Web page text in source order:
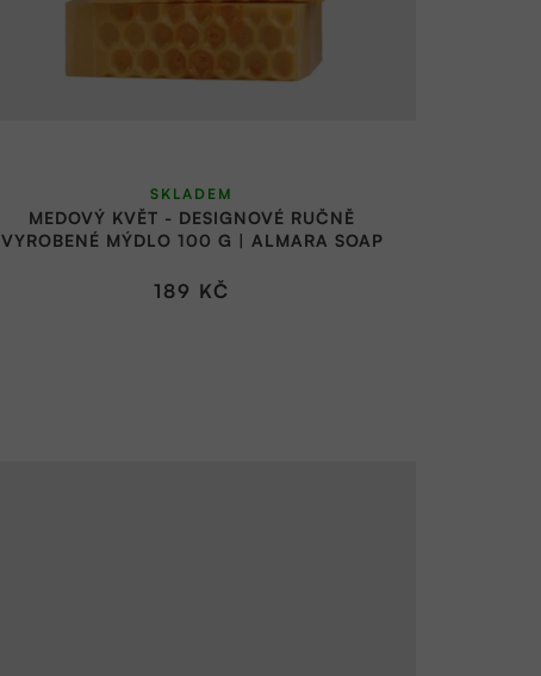
MEDOVÝ KVĚT - DESIGNOVÉ RUČNĚ
VYROBENÉ MÝDLO 100 G | ALMARA SOAP
SKLADEM
189 KČ